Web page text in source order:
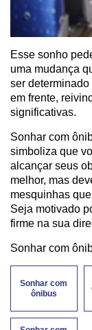
Esse sonho
uma mudança
ser
em frente,
significativas.
Sonhar com
simboliza que
alcançar seus
melhor, mas
mesquinhas
Seja motivado
firme na sua
Sonhar com
Sonhar com
ônibus